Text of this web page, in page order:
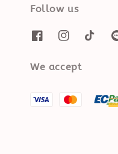
Follow us
We accept